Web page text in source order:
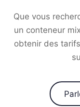
Que vous
un conteneur
obtenir des